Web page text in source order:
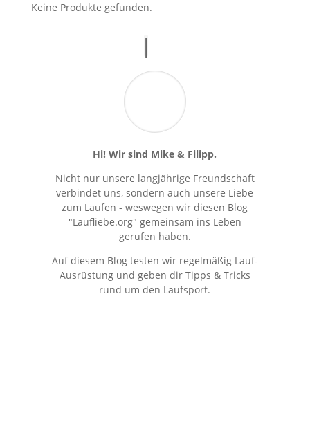
Keine Produkte gefunden.
Hi! Wir sind Mike & Filipp.
Nicht nur unsere langjährige Freundschaft
verbindet uns, sondern auch unsere Liebe
zum Laufen - weswegen wir diesen Blog
"Laufliebe.org" gemeinsam ins Leben
gerufen haben.
Auf diesem Blog testen wir regelmäßig Lauf-
Ausrüstung und geben dir Tipps & Tricks
rund um den Laufsport.